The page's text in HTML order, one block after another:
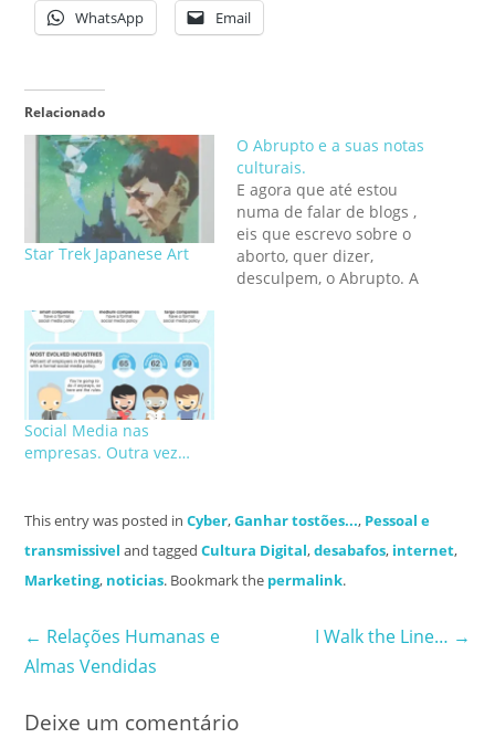
WhatsApp Email
Relacionado
Star Trek Japanese Art
O Abrupto e a suas notas
culturais.
E agora que até estou
numa de falar de blogs ,
eis que escrevo sobre o
aborto, quer dizer,
desculpem, o Abrupto. A
Social Media nas
empresas. Outra vez…
This entry was posted inCyber,Ganhar tostões..., Pessoal e
transmissivel and taggedCultura Digital,desabafos, internet,
Marketing, noticias. Bookmark the permalink.
Post
navigation
← Relações Humanas e
Almas Vendidas
I Walk the Line… →
Deixe um comentário